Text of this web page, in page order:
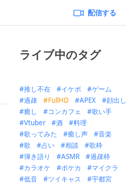
配信する
ライブ中のタグ
推し不在 イケボ
ゲーム
過疎
FullHD APEX
顔出し
癒し
コンカフェ
歌い手
Vtuber
酒
料理
歌ってみた
癒し声
音楽
歌
占い 相談
歌枠
弾き語り
ASMR
過疎枠
カラオケ
ポケカ
マイクラ
低音
ツイキャス
宇都宮